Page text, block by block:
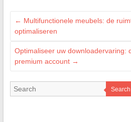
← Multifunctionele meubels: de
optimaliseren
Optimaliseer uw downloadervaring:
premium account →
Search